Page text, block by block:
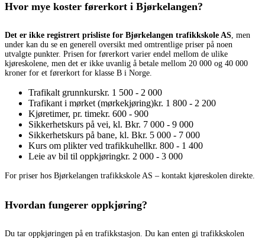
Hvor mye koster førerkort i Bjørkelangen?
Det er ikke registrert prisliste for Bjørkelangen trafikkskole AS, men
under kan du se en generell oversikt med omtrentlige priser på noen
utvalgte punkter. Prisen for førerkort varier endel mellom de ulike
kjøreskolene, men det er ikke uvanlig å betale mellom 20 000 og 40 000
kroner for et førerkort for klasse B i Norge.
Trafikalt grunnkurskr. 1 500 - 2 000
Trafikant i mørket (mørkekjøring)kr. 1 800 - 2 200
Kjøretimer, pr. timekr. 600 - 900
Sikkerhetskurs på vei, kl. Bkr. 7 000 - 9 000
Sikkerhetskurs på bane, kl. Bkr. 5 000 - 7 000
Kurs om plikter ved trafikkuhellkr. 800 - 1 400
Leie av bil til oppkjøringkr. 2 000 - 3 000
For priser hos Bjørkelangen trafikkskole AS – kontakt kjøreskolen direkte.
Hvordan fungerer oppkjøring?
Du tar oppkjøringen på en trafikkstasjon. Du kan enten gi trafikkskolen